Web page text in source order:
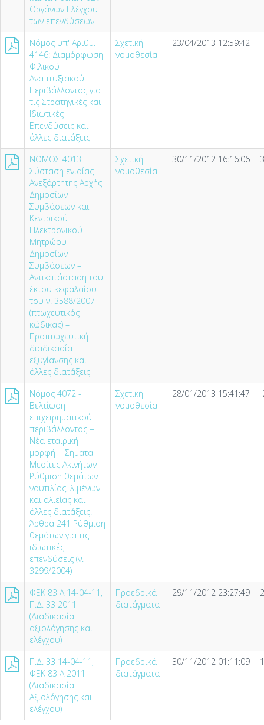
Οργάνων Ελέγχου
των επενδύσεων
Νόμος υπ' Αριθμ.
4146: Διαμόρφωση
Φιλικού
Αναπτυξιακού
Περιβάλλοντος για
τις Στρατηγικές και
Ιδιωτικές
Επενδύσεις και
άλλες διατάξεις
Σχετική
νομοθεσία
23/04/2013 12:59:42
NOMOΣ 4013
Σύσταση ενιαίας
Ανεξάρτητης Αρχής
Δημοσίων
Συμβάσεων και
Κεντρικού
Ηλεκτρονικού
Μητρώου
Δημοσίων
Συμβάσεων –
Αντικατάσταση του
έκτου κεφαλαίου
του ν. 3588/2007
(πτωχευτικός
κώδικας) –
Προπτωχευτική
διαδικασία
εξυγίανσης και
άλλες διατάξεις
Σχετική
νομοθεσία
30/11/2012 16:16:06
Νόμος 4072 -
Βελτίωση
επιχειρηματικού
περιβάλλοντος −
Νέα εταιρική
μορφή − Σήματα −
Μεσίτες Ακινήτων −
Ρύθμιση θεμάτων
ναυτιλίας, λιμένων
και αλιείας και
άλλες διατάξεις.
Άρθρα 241 Ρύθμιση
θεμάτων για τις
ιδιωτικές
επενδύσεις (ν.
3299/2004)
Σχετική
νομοθεσία
28/01/2013 15:41:47
ΦΕΚ 83 Α 14-04-11,
Π.Δ. 33 2011
(Διαδικασία
αξιολόγησης και
ελέγχου)
Προεδρικά
διατάγματα
29/11/2012 23:27:49
Π.Δ. 33 14-04-11,
ΦΕΚ 83 Α 2011
(Διαδικασία
Αξιολόγησης και
ελέγχου)
Προεδρικά
διατάγματα
30/11/2012 01:11:09